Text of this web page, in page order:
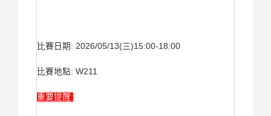
比賽日期: 2026/05/13(三)15:00-18:00
比賽地點: W211
重要提醒: